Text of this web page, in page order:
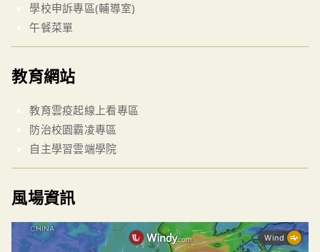
學校申訴專區(輔導室)
午餐菜單
教育網站
教育雲疫起線上看專區
防治校園霸凌專區
自主學習雲端學院
風場資訊